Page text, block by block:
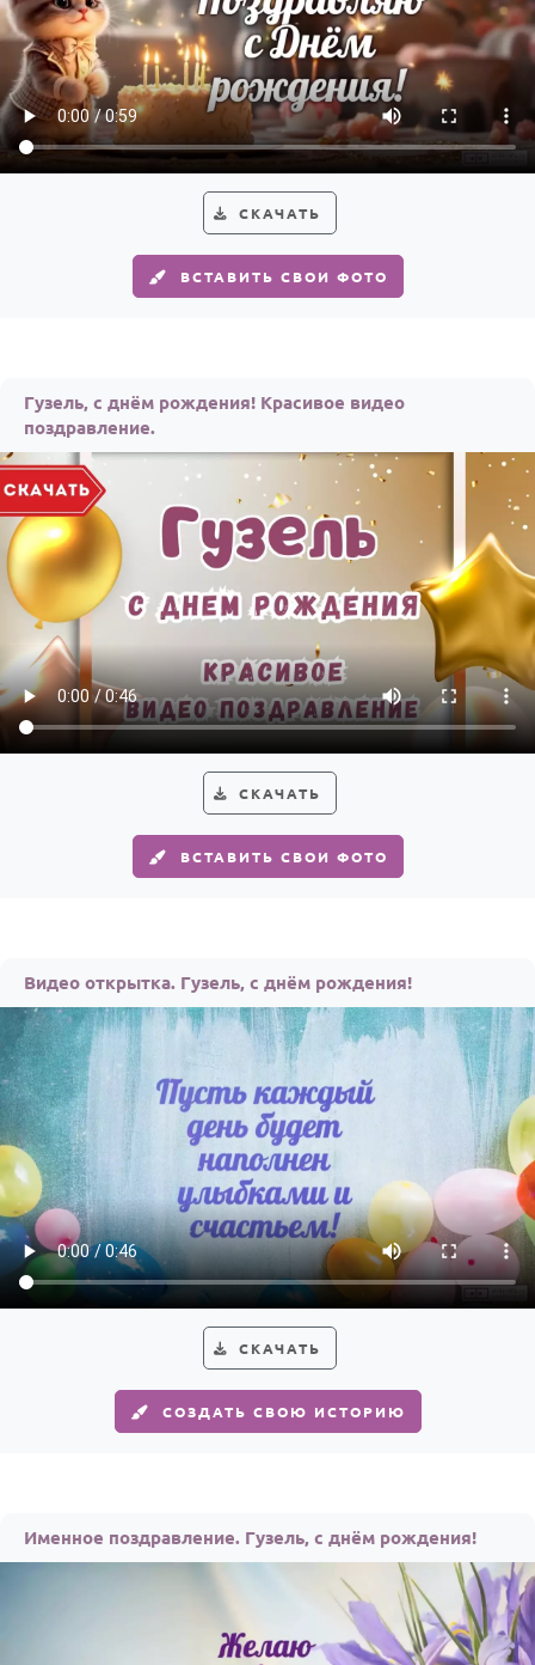
По именам
По годам
СКАЧАТЬ
ВСТАВИТЬ СВОИ ФОТО
Гузель, с днём рождения! Красивое видео
поздравление.
СКАЧАТЬ
ВСТАВИТЬ СВОИ ФОТО
Видео открытка. Гузель, с днём рождения!
СКАЧАТЬ
СОЗДАТЬ СВОЮ ИСТОРИЮ
Именное поздравление. Гузель, с днём рождения!